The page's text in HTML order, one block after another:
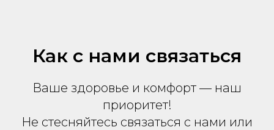
Как с нами связаться
Ваше здоровье и комфорт — наш
приоритет!
Не стесняйтесь связаться с нами или